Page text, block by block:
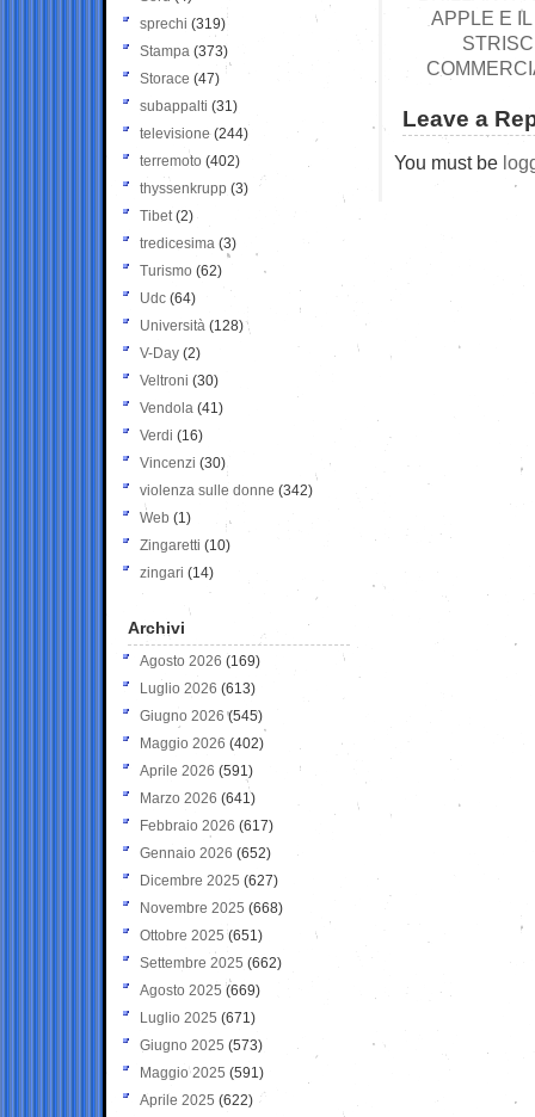
APPLE E
Leave a
You must be
sprechi (319)
Stampa (373)
Storace (47)
subappalti (31)
televisione(244)
terremoto (402)
thyssenkrupp (3)
Tibet(2)
tredicesima (3)
Turismo (62)
Udc (64)
Università (128)
V-Day (2)
Veltroni (30)
Vendola (41)
Verdi (16)
Vincenzi (30)
violenza sulle donne (342)
Web (1)
Zingaretti (10)
zingari (14)
Archivi
Agosto 2026 (169)
Luglio 2026 (613)
Giugno 2026 (545)
Maggio 2026 (402)
Aprile 2026 (591)
Marzo 2026 (641)
Febbraio 2026 (617)
Gennaio 2026 (652)
Dicembre 2025 (627)
Novembre 2025 (668)
Ottobre 2025 (651)
Settembre 2025 (662)
Agosto 2025 (669)
Luglio 2025 (671)
Giugno 2025 (573)
Maggio 2025 (591)
Aprile 2025 (622)